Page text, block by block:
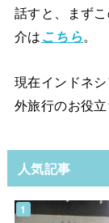
話すと、まず
介はこちら。
現在インドネ
外旅行のお役
人気記事